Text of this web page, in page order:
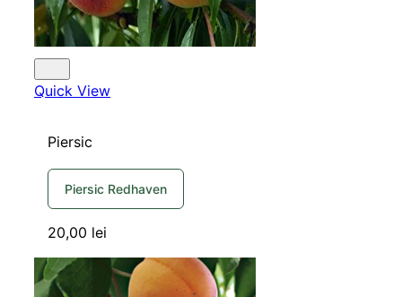
Quick View
Piersic
Piersic Redhaven
20,00 lei